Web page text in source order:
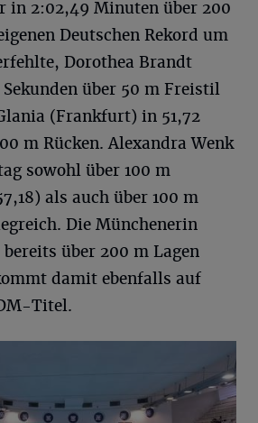
in 2:02,49 Minuten über 200
Deutschen Rekord um
Dorothea Brandt
über 50 m Freistil
(Frankfurt) in 51,72
m Rücken. Alexandra Wenk
sowohl über 100 m
als auch über 100 m
Die Münchenerin
über 200 m Lagen
damit ebenfalls auf
Titel.